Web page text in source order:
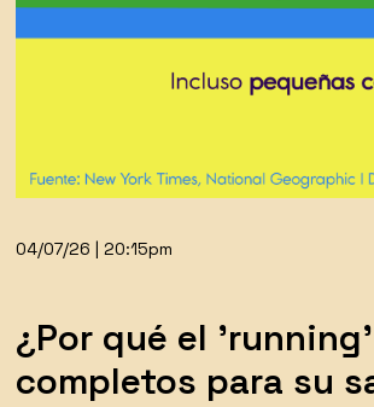
04/07/26 | 20:15pm
¿Por qué el
completos para su